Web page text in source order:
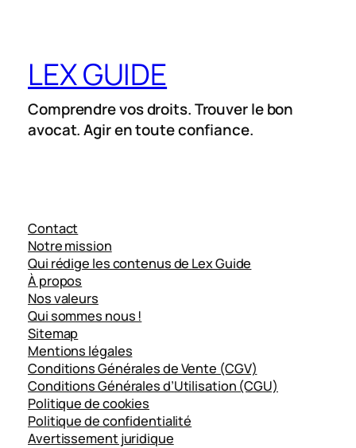
LEX GUIDE
Comprendre vos droits. Trouver le bon
avocat. Agir en toute confiance.
Contact
Notre mission
Qui rédige les contenus de Lex Guide
À propos
Nos valeurs
Qui sommes nous !
Sitemap
Mentions légales
Conditions Générales de Vente (CGV)
Conditions Générales d’Utilisation (CGU)
Politique de cookies
Politique de confidentialité
Avertissement juridique